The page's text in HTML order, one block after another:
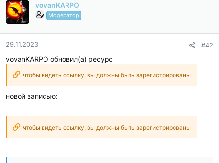
vovanKARPO
Модератор
29.11.2023 #42
vovanKARPO обновил(а) ресурс
чтобы видеть ссылку, вы должны быть зарегистрированы
новой записью:
чтобы видеть ссылку, вы должны быть зарегистрированы